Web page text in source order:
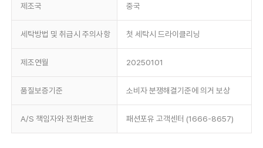
제조국 중국
세탁방법 및 취급시 주의사항 첫 세탁시 드라이클리닝
제조연월 20250101
품질보증기준 소비자 분쟁해결기준에 의거 보상
A/S 책임자와 전화번호 패션포유 고객센터 (1666-8657)